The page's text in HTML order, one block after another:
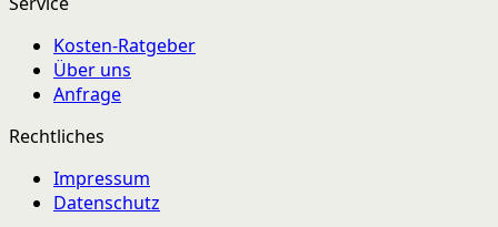
Kosten-Ratgeber
Über uns
Anfrage
Rechtliches
Impressum
Datenschutz